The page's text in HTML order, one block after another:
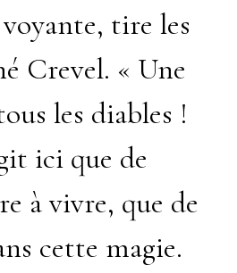
tire les
Crevel. « Une
les diables !
ici que de
à vivre, que de
cette magie.